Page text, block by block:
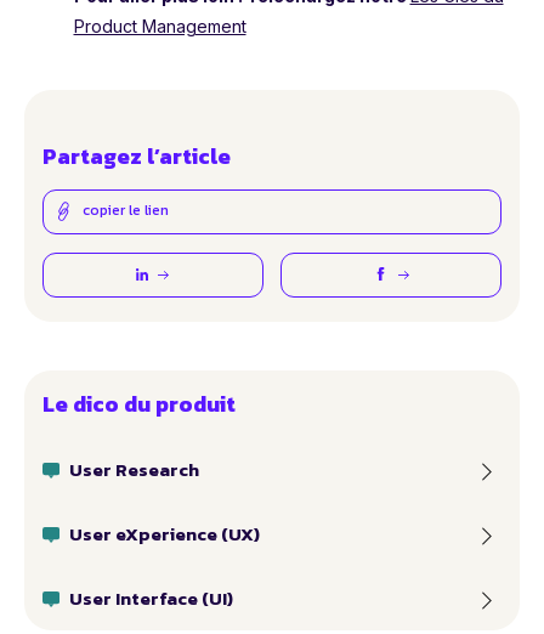
Product Management
Partagez l’article
copier le lien
Le dico du produit
User Research
User eXperience (UX)
User Interface (UI)